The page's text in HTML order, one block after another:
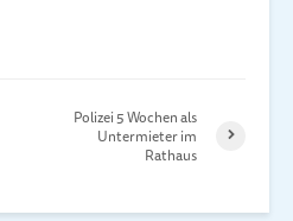
Polizei 5 Wochen als
Untermieter im
Rathaus